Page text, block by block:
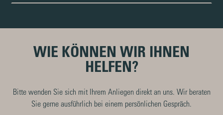
WIE KÖNNEN WIR IHNEN
HELFEN?
Bitte wenden Sie sich mit Ihrem Anliegen direkt an uns. Wir beraten
Sie gerne ausführlich bei einem persönlichen Gespräch.